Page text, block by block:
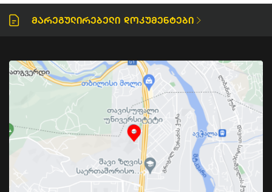
Მარეგულირებელი Დოკუმენტები